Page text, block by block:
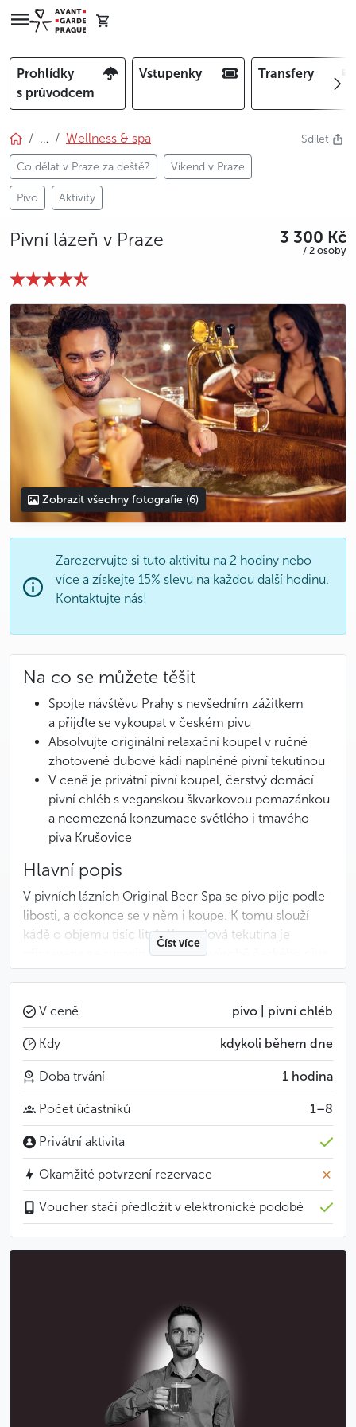
Prohlídky
s průvodcem
Vstupenky Transfery
… Wellness & spa
Co dělat v Praze za deště? Víkend v Praze
Pivo Aktivity
Sdílet
Pivní lázeň v Praze 3 300 Kč
/ 2 osoby
photo 5
photo 6
Zobrazit všechny fotografie (6)
Zarezervujte si tuto aktivitu na 2 hodiny nebo
více a získejte 15% slevu na každou další hodinu.
Kontaktujte nás!
Na co se můžete těšit
Spojte návštěvu Prahy s nevšedním zážitkem
a přijďte se vykoupat v českém pivu
Absolvujte originální relaxační koupel v ručně
zhotovené dubové kádi naplněné pivní tekutinou
V ceně je privátní pivní koupel, čerstvý domácí
pivní chléb s veganskou škvarkovou pomazánkou
a neomezená konzumace světlého i tmavého
piva Krušovice
Hlavní popis
V pivních lázních Original Beer Spa se pivo pije podle
libosti, a dokonce se v něm i koupe. K tomu slouží
kádě o objemu tisíc litrů. Koupelová tekutina je
připravena ze surovin, které se k výrobě českého piva
používají, pivo na pití to však není. Lázeň má
póry, regeneruje kůži a stimuluje metabolismus. Ale
nebojte se, že byste při ní umřeli žízní! Opravdové
pivo budete mít po celou dobu procedury na dosah
ruky. U každé kádě je totiž umístěna pípa, takže žízeň
uhasíte, aniž byste museli přerušit slastnou chvilku
a vystoupit z kádě.
Po pivní koupeli si budete moct odpočinout na
slaměném lůžku, čímž umožníte všem nastřádaným
vitamínům, aby se pěkně vstřebaly.
Pro maximální účinek doporučujeme vyhnout se po
proceduře koupání či sprchování po dobu několika
Služba podléhá ověření dostupnosti
Pivní lázně se těší velkému zájmu ze strany turistů
i místních, proto vám vřele doporučujeme učinit
Číst více
V ceně pivo | pivní chléb
Kdy kdykoli během dne
Doba trvání 1 hodina
Počet účastníků 1–8
Privátní aktivita
Okamžité potvrzení rezervace
Voucher stačí předložit v elektronické podobě